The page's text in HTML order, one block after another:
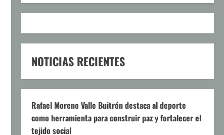
NOTICIAS RECIENTES
Rafael Moreno Valle Buitrón destaca al deporte
como herramienta para construir paz y fortalecer el
tejido social